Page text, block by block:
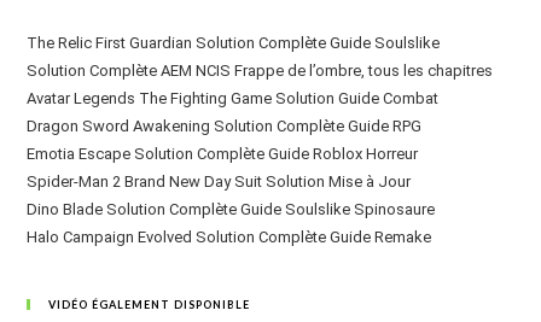
The Relic First Guardian Solution Complète Guide Soulslike
Solution Complète AEM NCIS Frappe de l’ombre, tous les chapitres
Avatar Legends The Fighting Game Solution Guide Combat
Dragon Sword Awakening Solution Complète Guide RPG
Emotia Escape Solution Complète Guide Roblox Horreur
Spider-Man 2 Brand New Day Suit Solution Mise à Jour
Dino Blade Solution Complète Guide Soulslike Spinosaure
Halo Campaign Evolved Solution Complète Guide Remake
VIDÉO ÉGALEMENT DISPONIBLE